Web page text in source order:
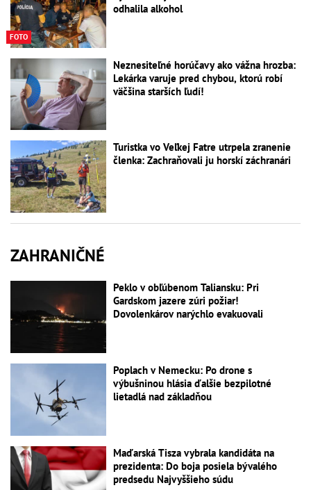
FOTO
odhalila alkohol
Neznesiteľné horúčavy ako vážna hrozba:
Lekárka varuje pred chybou, ktorú robí
väčšina starších ľudí!
Turistka vo Veľkej Fatre utrpela zranenie
členka: Zachraňovali ju horskí záchranári
ZAHRANIČNÉ
Peklo v obľúbenom Taliansku: Pri
Gardskom jazere zúri požiar!
Dovolenkárov narýchlo evakuovali
Poplach v Nemecku: Po drone s
výbušninou hlásia ďalšie bezpilotné
lietadlá nad základňou
Maďarská Tisza vybrala kandidáta na
prezidenta: Do boja posiela bývalého
predsedu Najvyššieho súdu